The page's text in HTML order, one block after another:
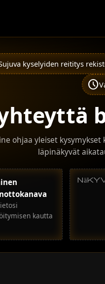
kyselyiden reititys
schedule
ohjaa yleiset
läpinäkyvät
kautta